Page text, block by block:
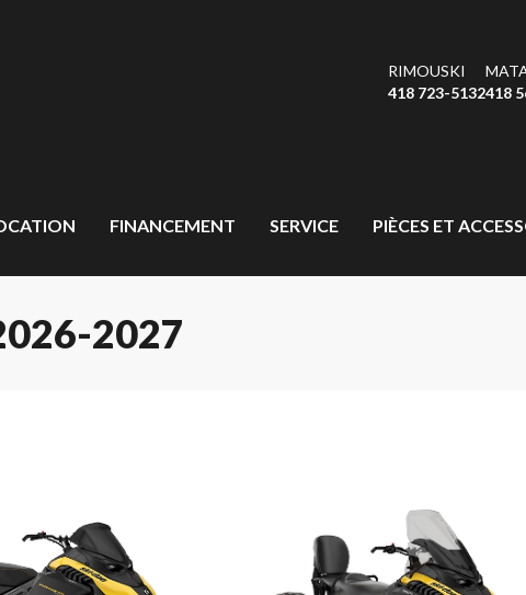
RIMOUSKI
418 723-5132418
FINANCEMENT SERVICE PIÈCES ET
2027